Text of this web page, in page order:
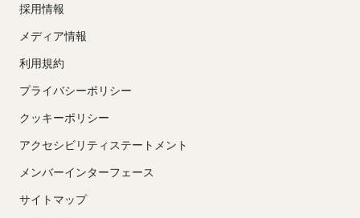
採用情報
メディア情報
利用規約
プライバシーポリシー
クッキーポリシー
アクセシビリティステートメント
メンバーインターフェース
サイトマップ